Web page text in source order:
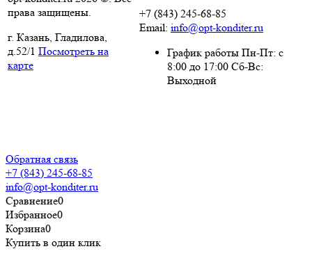
права защищены.
г. Казань, Гладилова,
д.52/1 Посмотреть на
карте
+7 (843) 245-68-85
Email: info@opt-konditer.ru
График работы Пн-Пт: с
8:00 до 17:00 Сб-Вс:
Выходной
Обратная связь
+7 (843) 245-68-85
info@opt-konditer.ru
Сравнение0
Избранное0
Корзина0
Купить в один клик